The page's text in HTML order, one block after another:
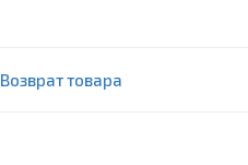
2 221 000 сум
Возврат товара